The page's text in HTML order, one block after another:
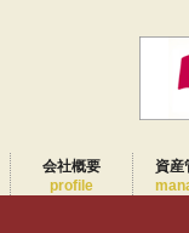
会社概要
profile
資産